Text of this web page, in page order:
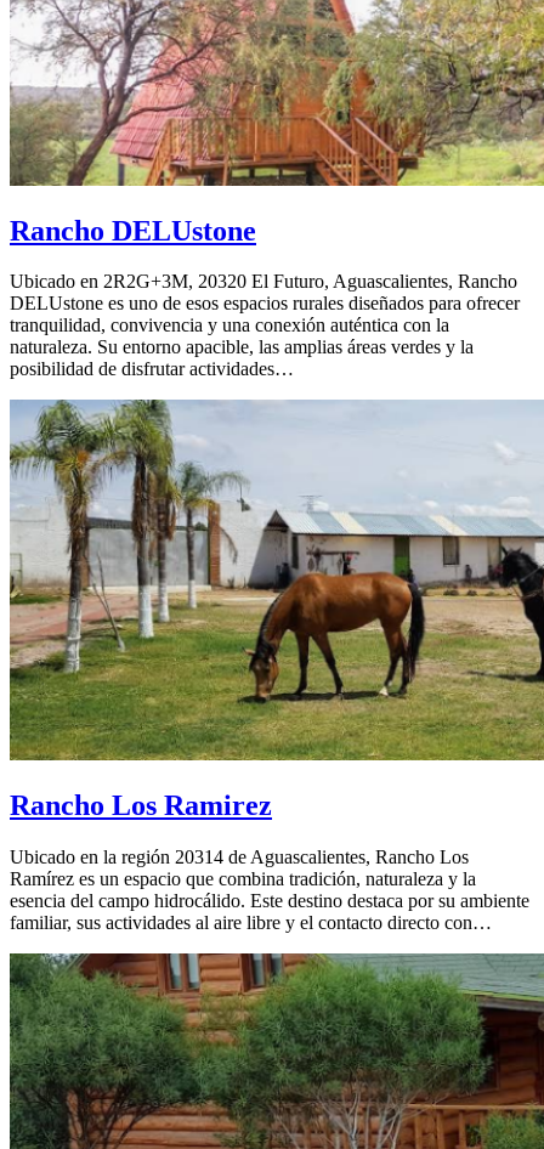
Rancho DELUstone
Ubicado en 2R2G+3M, 20320 El Futuro, Aguascalientes, Rancho
DELUstone es uno de esos espacios rurales diseñados para ofrecer
tranquilidad, convivencia y una conexión auténtica con la
naturaleza. Su entorno apacible, las amplias áreas verdes y la
posibilidad de disfrutar actividades…
Rancho Los Ramirez
Ubicado en la región 20314 de Aguascalientes, Rancho Los
Ramírez es un espacio que combina tradición, naturaleza y la
esencia del campo hidrocálido. Este destino destaca por su ambiente
familiar, sus actividades al aire libre y el contacto directo con…